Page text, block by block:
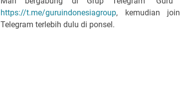
https://t.me/guruindonesiagroup, kemudian
Telegram terlebih dulu di ponsel.